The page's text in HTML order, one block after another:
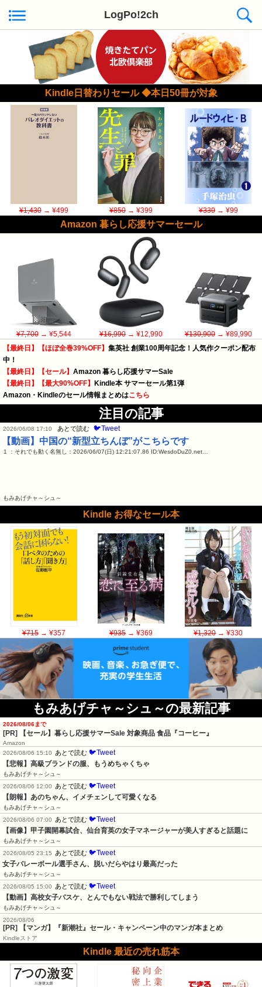
LogPo!2ch
Kindle日替わりセール ◆本日50冊が対象
¥1,430→ ¥499 ¥850→ ¥399 ¥330→ ¥99
Amazon 暮らし応援サマーセール
¥7,700→ ¥5,544 ¥16,990→ ¥12,990 ¥130,900→ ¥89,990
【最終日】【ほぼ全巻39%OFF】 集英社 創業100周年記念！人気作クーポン配布
中！
【最終日】【セール】 Amazon 暮らし応援サマーSale
【最終日】【最大90%OFF】 Kindle本 サマーセール第1弾
Amazon・Kindleのセール情報まとめはこちら
注目の記事
2026/06/08 17:10 あとで読む 🐦Tweet
【動画】中国の“新型立ちんぼ”がこちらです
1 ：それでも動く名無し：2026/06/07(日) 12:21:07.86 ID:WesdoDuZ0.net…
もみあげチャ～シュ～
Kindle お得なセール本
¥715→ ¥357 ¥935→ ¥369 ¥1,320→ ¥330
もみあげチャ～シュ～の最新記事
2026/08/06まで
[PR] 【セール】暮らし応援サマーSale 対象商品 食品『コーヒー』
Amazon
2026/08/06 15:10
あとで読む 🐦Tweet
【悲報】高級ブランドの服、もうめちゃくちゃ
もみあげチャ～シュ～
2026/08/06 12:00
あとで読む 🐦Tweet
【朗報】あのちゃん、イメチェンして可愛くなる
もみあげチャ～シュ～
2026/08/06 07:00
あとで読む 🐦Tweet
【画像】甲子園開幕試合、仙台育英の女子マネージャーが美人すぎると話題に
もみあげチャ～シュ～
2026/08/05 23:15
あとで読む 🐦Tweet
女子バレーボール選手さん、脱いだらやはり最高だった
もみあげチャ～シュ～
2026/08/05 15:00
あとで読む 🐦Tweet
【動画】高校女子バスケ、とんでもない戦法で勝利してしまう
もみあげチャ～シュ～
2026/08/06
[PR] 【マンガ】『新潮社』セール・キャンペーン中のマンガ本まとめ
Kindleストア
Kindle 最近の売れ筋本